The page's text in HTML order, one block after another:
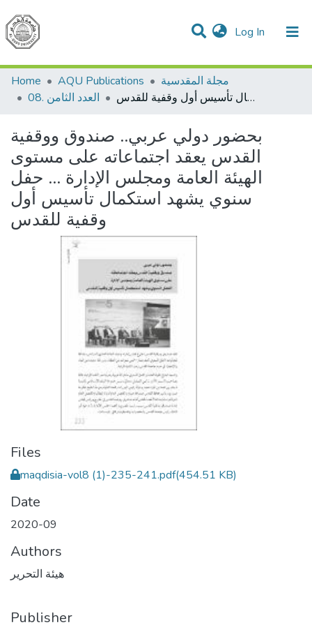
Log In (current)
Communities & Collections
All of DSpace
Home
AQU Publications
مجلة المقدسية
08. العدد الثامن
بحضور دولي عربي.. صندوق ووقفية القدس يعقد اجتماعاته على مستوى الهيئة العامة ومجلس الإدارة ... حفل سنوي يشهد استكمال تأسيس أول وقفية للقدس
بحضور دولي عربي.. صندوق ووقفية
القدس يعقد اجتماعاته على مستوى
الهيئة العامة ومجلس الإدارة ... حفل
سنوي يشهد استكمال تأسيس أول
وقفية للقدس
Files
maqdisia-vol8 (1)-235-241.pdf(454.51 KB)
Date
2020-09
Authors
هيئة التحرير
Publisher